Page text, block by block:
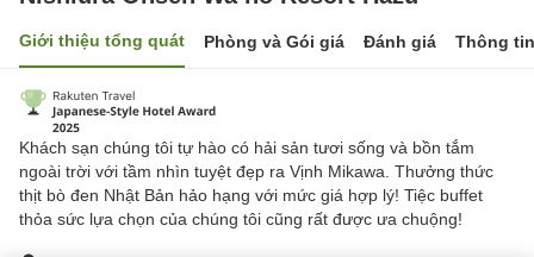
Giới thiệu tổng quát Phòng và Gói giá Đánh giá Thông
Khách sạn chúng tôi tự hào có hải sản tươi sống và bồn tắm
ngoài trời với tầm nhìn tuyệt đẹp ra Vịnh Mikawa. Thưởng thức
thịt bò đen Nhật Bản hảo hạng với mức giá hợp lý! Tiệc buffet
thỏa sức lựa chọn của chúng tôi cũng rất được ưa chuộng!